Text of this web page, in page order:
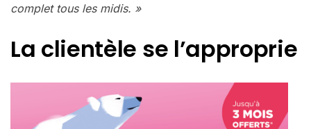
complet tous les midis. »
La clientèle se l’approprie